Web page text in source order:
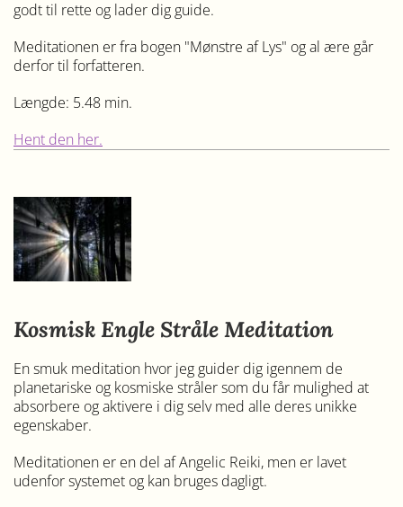
godt til rette og lader dig guide.
Meditationen er fra bogen "Mønstre af Lys" og al ære går
derfor til forfatteren.
Længde: 5.48 min.
Hent den her.
Kosmisk Engle Stråle Meditation
En smuk meditation hvor jeg guider dig igennem de
planetariske og kosmiske stråler som du får mulighed at
absorbere og aktivere i dig selv med alle deres unikke
egenskaber.
Meditationen er en del af Angelic Reiki, men er lavet
udenfor systemet og kan bruges dagligt.